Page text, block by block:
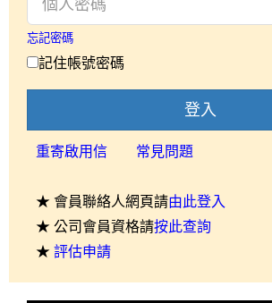
忘記密碼
記住帳號密碼
登入
重寄啟用信 常見問題
★ 會員聯絡人網頁請由此登入
★ 公司會員資格請按此查詢
★ 評估申請